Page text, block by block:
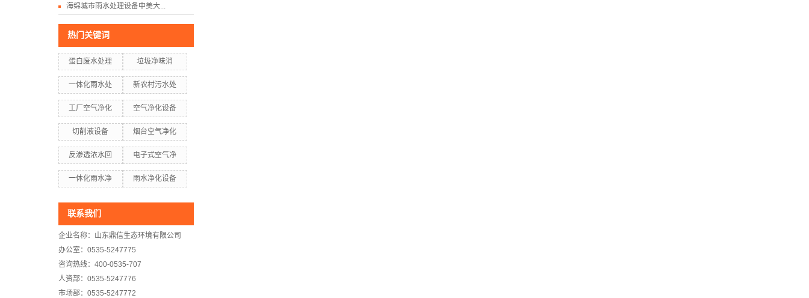
海绵城市雨水处理设备中美大...
热门关键词
蛋白废水处理 垃圾净味消
一体化雨水处 新农村污水处
工厂空气净化 空气净化设备
切削液设备 烟台空气净化
反渗透浓水回 电子式空气净
一体化雨水净 雨水净化设备
联系我们
企业名称：山东鼎信生态环境有限公司
办公室：0535-5247775
咨询热线：400-0535-707
人资部：0535-5247776
市场部：0535-5247772